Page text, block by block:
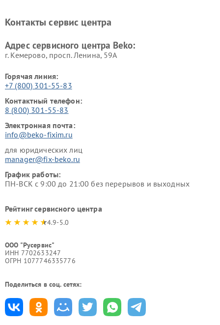
Ремонт холодильников Beko Ремонт морозильных камер
Контакты сервис центра
Адрес сервисного центра Beko:
г. Кемерово, просп. Ленина, 59А
Горячая линия:
+7 (800) 301-55-83
Контактный телефон:
8 (800) 301-55-83
Электронная почта:
info@beko-fixim.ru
для юридических лиц
manager@fix-beko.ru
График работы:
ПН-ВСК с 9:00 до 21:00 без перерывов и выходных
Рейтинг сервисного центра
4.9-5.0
ООО "Русервис"
ИНН 7702633247
ОГРН 1077746335776
Поделиться в соц. сетях: